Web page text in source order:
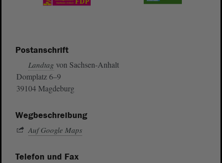
Postanschrift
Landtag von Sachsen-Anhalt
Domplatz 6–9
39104 Magdeburg
Wegbeschreibung
Auf Google Maps
Telefon und Fax